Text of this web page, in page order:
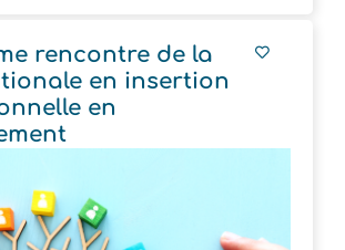
rencontre de la
en insertion
en